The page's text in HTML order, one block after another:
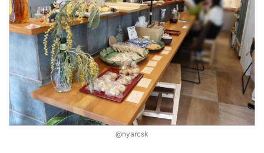
@nyarcsk